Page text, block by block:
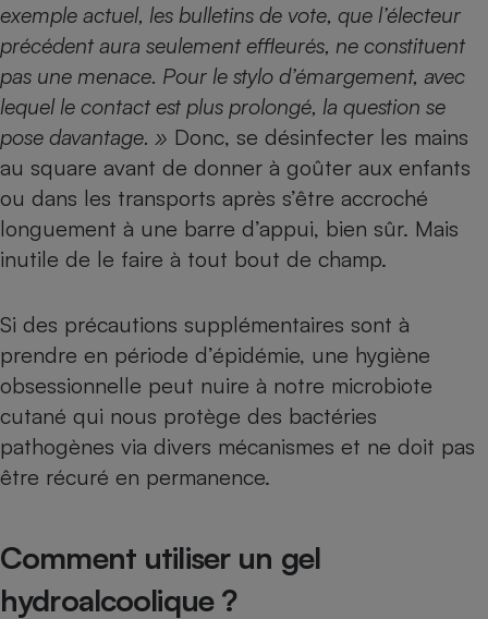
exemple actuel, les bulletins de vote, que l’électeur
précédent aura seulement effleurés, ne constituent
pas une menace. Pour le stylo d’émargement, avec
lequel le contact est plus prolongé, la question se
pose davantage. » Donc, se désinfecter les mains
au square avant de donner à goûter aux enfants
ou dans les transports après s’être accroché
longuement à une barre d’appui, bien sûr. Mais
inutile de le faire à tout bout de champ.
Si des précautions supplémentaires sont à
prendre en période d’épidémie, une hygiène
obsessionnelle peut nuire à notre microbiote
cutané qui nous protège des bactéries
pathogènes via divers mécanismes et ne doit pas
être récuré en permanence.
Comment utiliser un gel
hydroalcoolique ?